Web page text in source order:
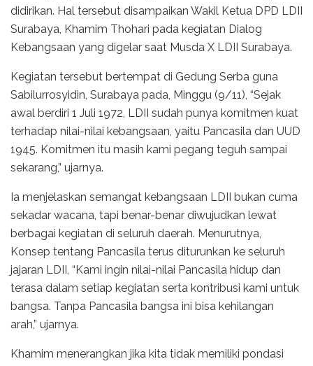
didirikan. Hal tersebut disampaikan Wakil Ketua DPD LDII
Surabaya, Khamim Thohari pada kegiatan Dialog
Kebangsaan yang digelar saat Musda X LDII Surabaya.
Kegiatan tersebut bertempat di Gedung Serba guna
Sabilurrosyidin, Surabaya pada, Minggu (9/11), “Sejak
awal berdiri 1 Juli 1972, LDII sudah punya komitmen kuat
terhadap nilai-nilai kebangsaan, yaitu Pancasila dan UUD
1945. Komitmen itu masih kami pegang teguh sampai
sekarang,” ujarnya.
Ia menjelaskan semangat kebangsaan LDII bukan cuma
sekadar wacana, tapi benar-benar diwujudkan lewat
berbagai kegiatan di seluruh daerah. Menurutnya,
Konsep tentang Pancasila terus diturunkan ke seluruh
jajaran LDII, “Kami ingin nilai-nilai Pancasila hidup dan
terasa dalam setiap kegiatan serta kontribusi kami untuk
bangsa. Tanpa Pancasila bangsa ini bisa kehilangan
arah,” ujarnya.
Khamim menerangkan jika kita tidak memiliki pondasi